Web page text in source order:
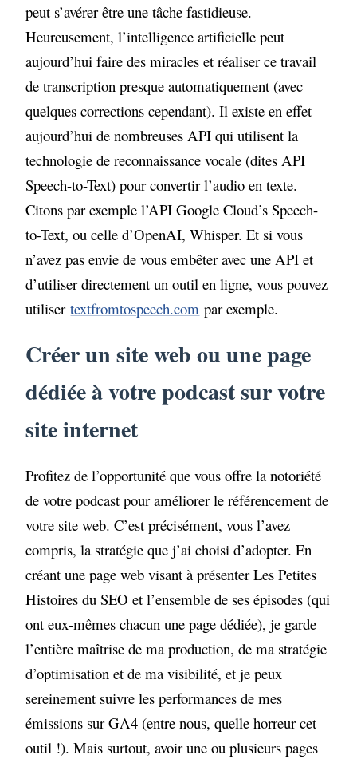
peut s’avérer être une tâche fastidieuse.
Heureusement, l’intelligence artificielle peut
aujourd’hui faire des miracles et réaliser ce travail
de transcription presque automatiquement (avec
quelques corrections cependant). Il existe en effet
aujourd’hui de nombreuses API qui utilisent la
technologie de reconnaissance vocale (dites API
Speech-to-Text) pour convertir l’audio en texte.
Citons par exemple l’API Google Cloud’s Speech-
to-Text, ou celle d’OpenAI, Whisper. Et si vous
n’avez pas envie de vous embêter avec une API et
d’utiliser directement un outil en ligne, vous pouvez
utilisertextfromtospeech.com par exemple.
Créer un site web ou une page
dédiée à votre podcast sur votre
site internet
Profitez de l’opportunité que vous offre la notoriété
de votre podcast pour améliorer le référencement de
votre site web. C’est précisément, vous l’avez
compris, la stratégie que j’ai choisi d’adopter. En
créant une page web visant à présenter Les Petites
Histoires du SEO et l’ensemble de ses épisodes (qui
ont eux-mêmes chacun une page dédiée), je garde
l’entière maîtrise de ma production, de ma stratégie
d’optimisation et de ma visibilité, et je peux
sereinement suivre les performances de mes
émissions sur GA4 (entre nous, quelle horreur cet
outil !). Mais surtout, avoir une ou plusieurs pages